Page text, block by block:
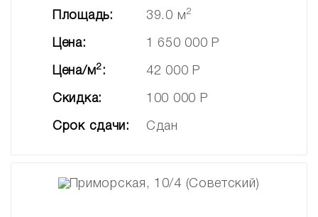
Площадь: 39.0 м2
Цена: 1 650 000 Р
Цена/м2: 42 000 Р
Скидка: 100 000 Р
Срок сдачи: Сдан